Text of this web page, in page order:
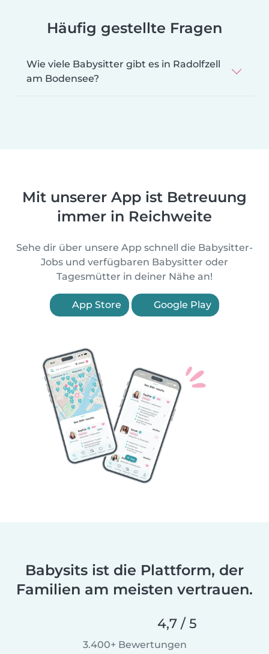
Häufig gestellte Fragen
Wie viele Babysitter gibt es in Radolfzell
am Bodensee?
Mit unserer App ist Betreuung
immer in Reichweite
Sehe dir über unsere App schnell die Babysitter-
Jobs und verfügbaren Babysitter oder
Tagesmütter in deiner Nähe an!
App Store Google Play
Babysits ist die Plattform, der
Familien am meisten vertrauen.
4,7 / 5
3.400+ Bewertungen